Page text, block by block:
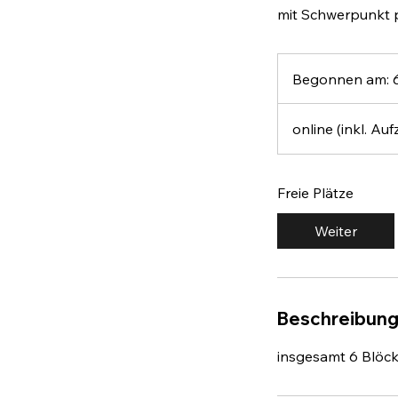
mit Schwerpunkt
Begonnen am:
online (inkl.
Freie Plätze
Weiter
Beschreibung
insgesamt 6